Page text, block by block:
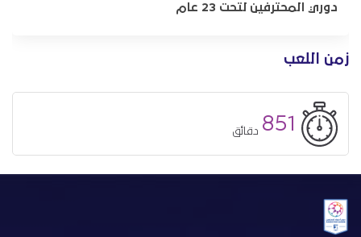
زمن اللعب
851 دقائق
دوري المحترفين لتحت 23 عام